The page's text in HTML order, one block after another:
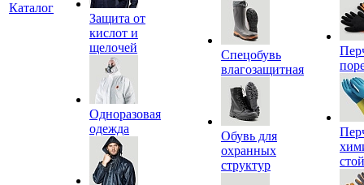
Каталог
Защита от
кислот и
щелочей
Одноразовая
одежда
Спецобувь
влагозащитная
Обувь для
охранных
структур